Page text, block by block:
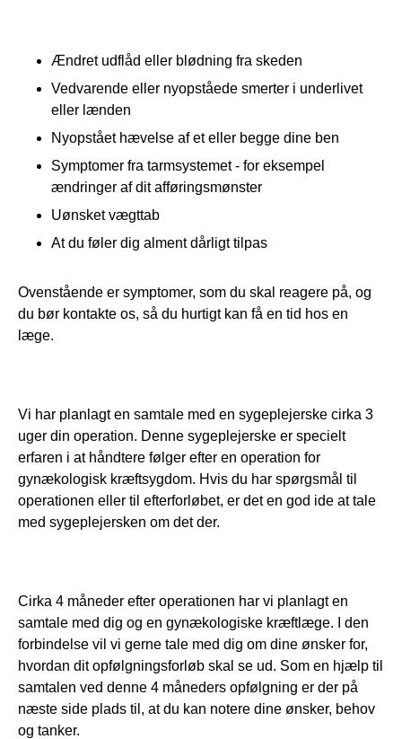
Ændret udflåd eller blødning fra skeden
Vedvarende eller nyopståede smerter i underlivet
eller lænden
Nyopstået hævelse af et eller begge dine ben
Symptomer fra tarmsystemet - for eksempel
ændringer af dit afføringsmønster
Uønsket vægttab
At du føler dig alment dårligt tilpas
Ovenstående er symptomer, som du skal reagere på, og
du bør kontakte os, så du hurtigt kan få en tid hos en
læge.
Vi har planlagt en samtale med en sygeplejerske cirka 3
uger din operation. Denne sygeplejerske er specielt
erfaren i at håndtere følger efter en operation for
gynækologisk kræftsygdom. Hvis du har spørgsmål til
operationen eller til efterforløbet, er det en god ide at tale
med sygeplejersken om det der.
Cirka 4 måneder efter operationen har vi planlagt en
samtale med dig og en gynækologiske kræftlæge. I den
forbindelse vil vi gerne tale med dig om dine ønsker for,
hvordan dit opfølgningsforløb skal se ud. Som en hjælp til
samtalen ved denne 4 måneders opfølgning er der på
næste side plads til, at du kan notere dine ønsker, behov
og tanker.